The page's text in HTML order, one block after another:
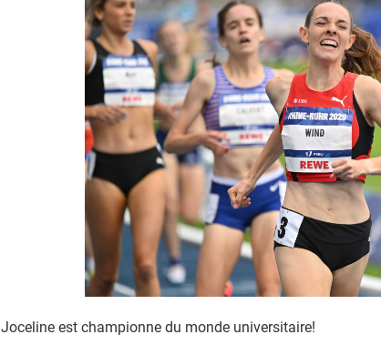
Joceline est championne du monde universitaire!